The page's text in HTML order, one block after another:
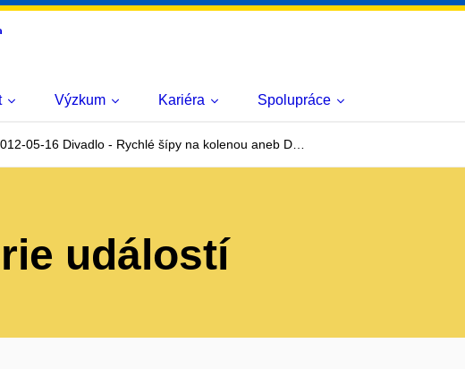
Výzkum Kariéra Spolupráce
05-16 Divadlo - Rychlé šípy na kolenou aneb D…
událostí